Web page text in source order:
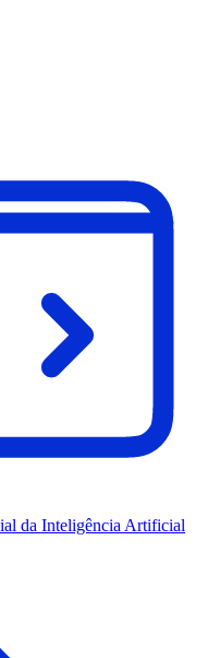
da Inteligência Artificial